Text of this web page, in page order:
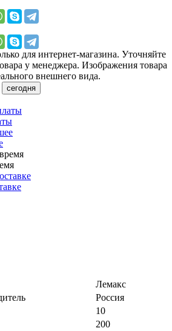
для интернет-магазина. Уточняйте
у менеджера. Изображения товара
внешнего вида.
сегодня
Лемакс
Россия
10
200